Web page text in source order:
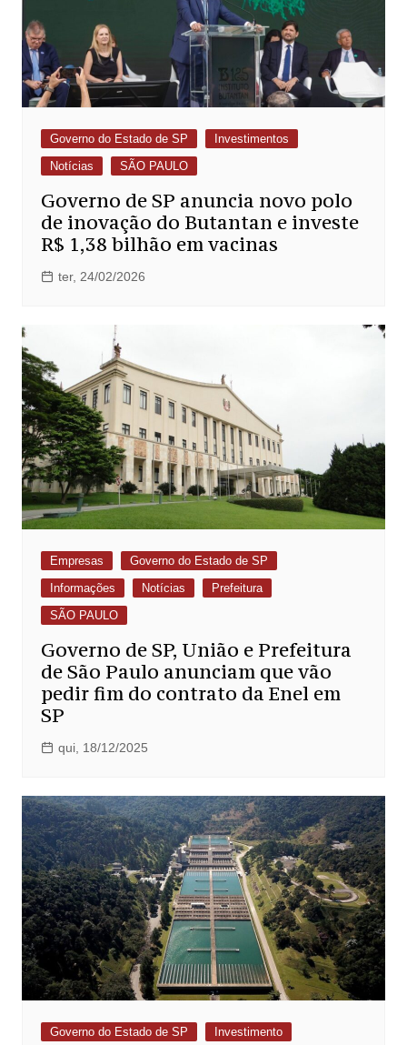
Governo do Estado de SP
Investimentos
Notícias
SÃO PAULO
Governo de SP anuncia novo polo
de inovação do Butantan e investe
R$ 1,38 bilhão em vacinas
ter, 24/02/2026
Empresas
Governo do Estado de SP
Informações
Notícias
Prefeitura
SÃO PAULO
Governo de SP, União e Prefeitura
de São Paulo anunciam que vão
pedir fim do contrato da Enel em
SP
qui, 18/12/2025
Governo do Estado de SP
Investimento